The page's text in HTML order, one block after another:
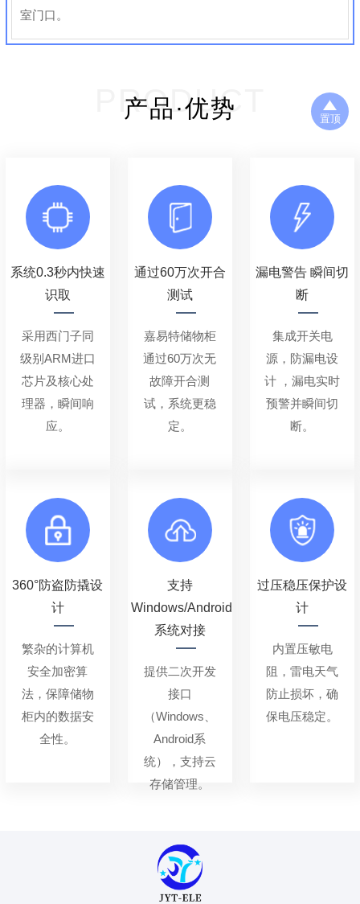
室门口。
PRODUCT
产品·优势
系统0.3秒内快速
识取
采用西门子同
级别ARM进口
芯片及核心处
理器，瞬间响
应。
通过60万次开合
测试
嘉易特储物柜
通过60万次无
故障开合测
试，系统更稳
定。
漏电警告 瞬间切
断
集成开关电
源，防漏电设
计 ，漏电实时
预警并瞬间切
断。
360°防盗防撬设
计
繁杂的计算机
安全加密算
法，保障储物
柜内的数据安
全性。
支持
Windows/Android
系统对接
提供二次开发
接口
（Windows、
Android系
统），支持云
存储管理。
过压稳压保护设
计
内置压敏电
阻，雷电天气
防止损坏，确
保电压稳定。
置顶